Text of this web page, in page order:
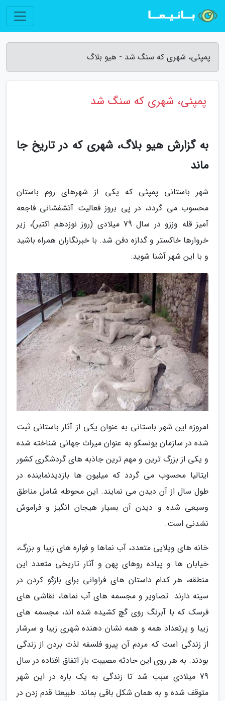
پمپئی، شهری که سنگ شد - هیو بلاگ
پمپئی، شهری که سنگ شد
به گزارش هیو بلاگ، شهری که در تاریخ جا
ماند
شهر باستانی پمپئی که یکی از شهرهای روم باستان
محسوب می گردد، در پی بروز فعالیت آتشفشانی فاجعه
آمیز قله وززو در سال 79 میلادی (روز نوزدهم اکتبر)، زیر
خروارها خاکستر و گدازه دفن شد. با خبرنگاران همراه باشید
و با این شهر آشنا شوید:
امروزه این شهر باستانی به عنوان یکی از آثار باستانی ثبت
شده در سازمان یونسکو به عنوان میراث جهانی شناخته شده
و یکی از بزرگ ترین و مهم ترین جاذبه های گردشگری کشور
ایتالیا محسوب می گردد که میلیون ها بازدیدنماینده در
طول سال از آن دیدن می نمایند. این محوطه شامل مناطق
وسیعی شده و دیدن آن بسیار هیجان انگیز و فراموش
نشدنی است.
خانه های ویلایی متعدد، آب نماها و فواره های زیبا و بزرگ،
خیابان ها و پیاده روهای پهن و آثار تاریخی متعدد این
منطقه، هر کدام داستان های فراوانی برای بازگو کردن در
سینه دارند. تصاویر و مجسمه های آب نماها، نقاشی های
فرسک که با آبرنگ روی گچ کشیده شده اند، مجسمه های
زیبا و پرتعداد همه و همه نشان دهنده شهری زیبا و سرشار
از زندگی است که مردم آن پیرو فلسفه لذت بردن از زندگی
بودند. به هر روی این حادثه مصیبت بار اتفاق افتاده در سال
79 میلادی سبب شد تا زندگی به یک باره در این شهر
متوقف شده و به همان شکل باقی بماند. طبیعتا قدم زدن در